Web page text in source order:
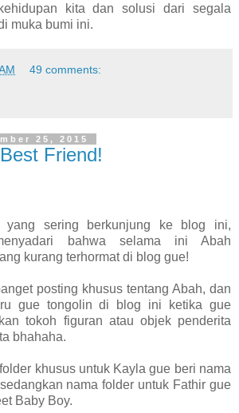
kita dan solusi dari segala
muka bumi ini.
49 comments:
25, 2015
Friend!
yang sering berkunjung ke blog ini,
bahwa selama ini Abah
kurang terhormat di blog gue!
posting khusus tentang Abah, dan
gue tongolin di blog ini ketika gue
tokoh figuran atau objek penderita
bhahaha.
khusus untuk Kayla gue beri nama
nama folder untuk Fathir gue
Baby Boy.